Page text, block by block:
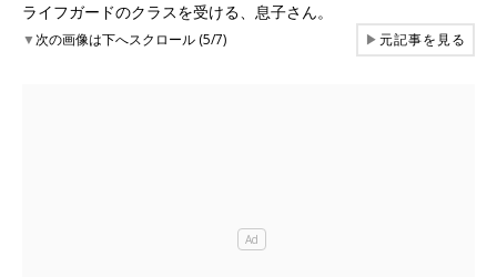
ライフガードのクラスを受ける、息子さん。
▼次の画像は下へスクロール (5/7) ▶元記事を見る